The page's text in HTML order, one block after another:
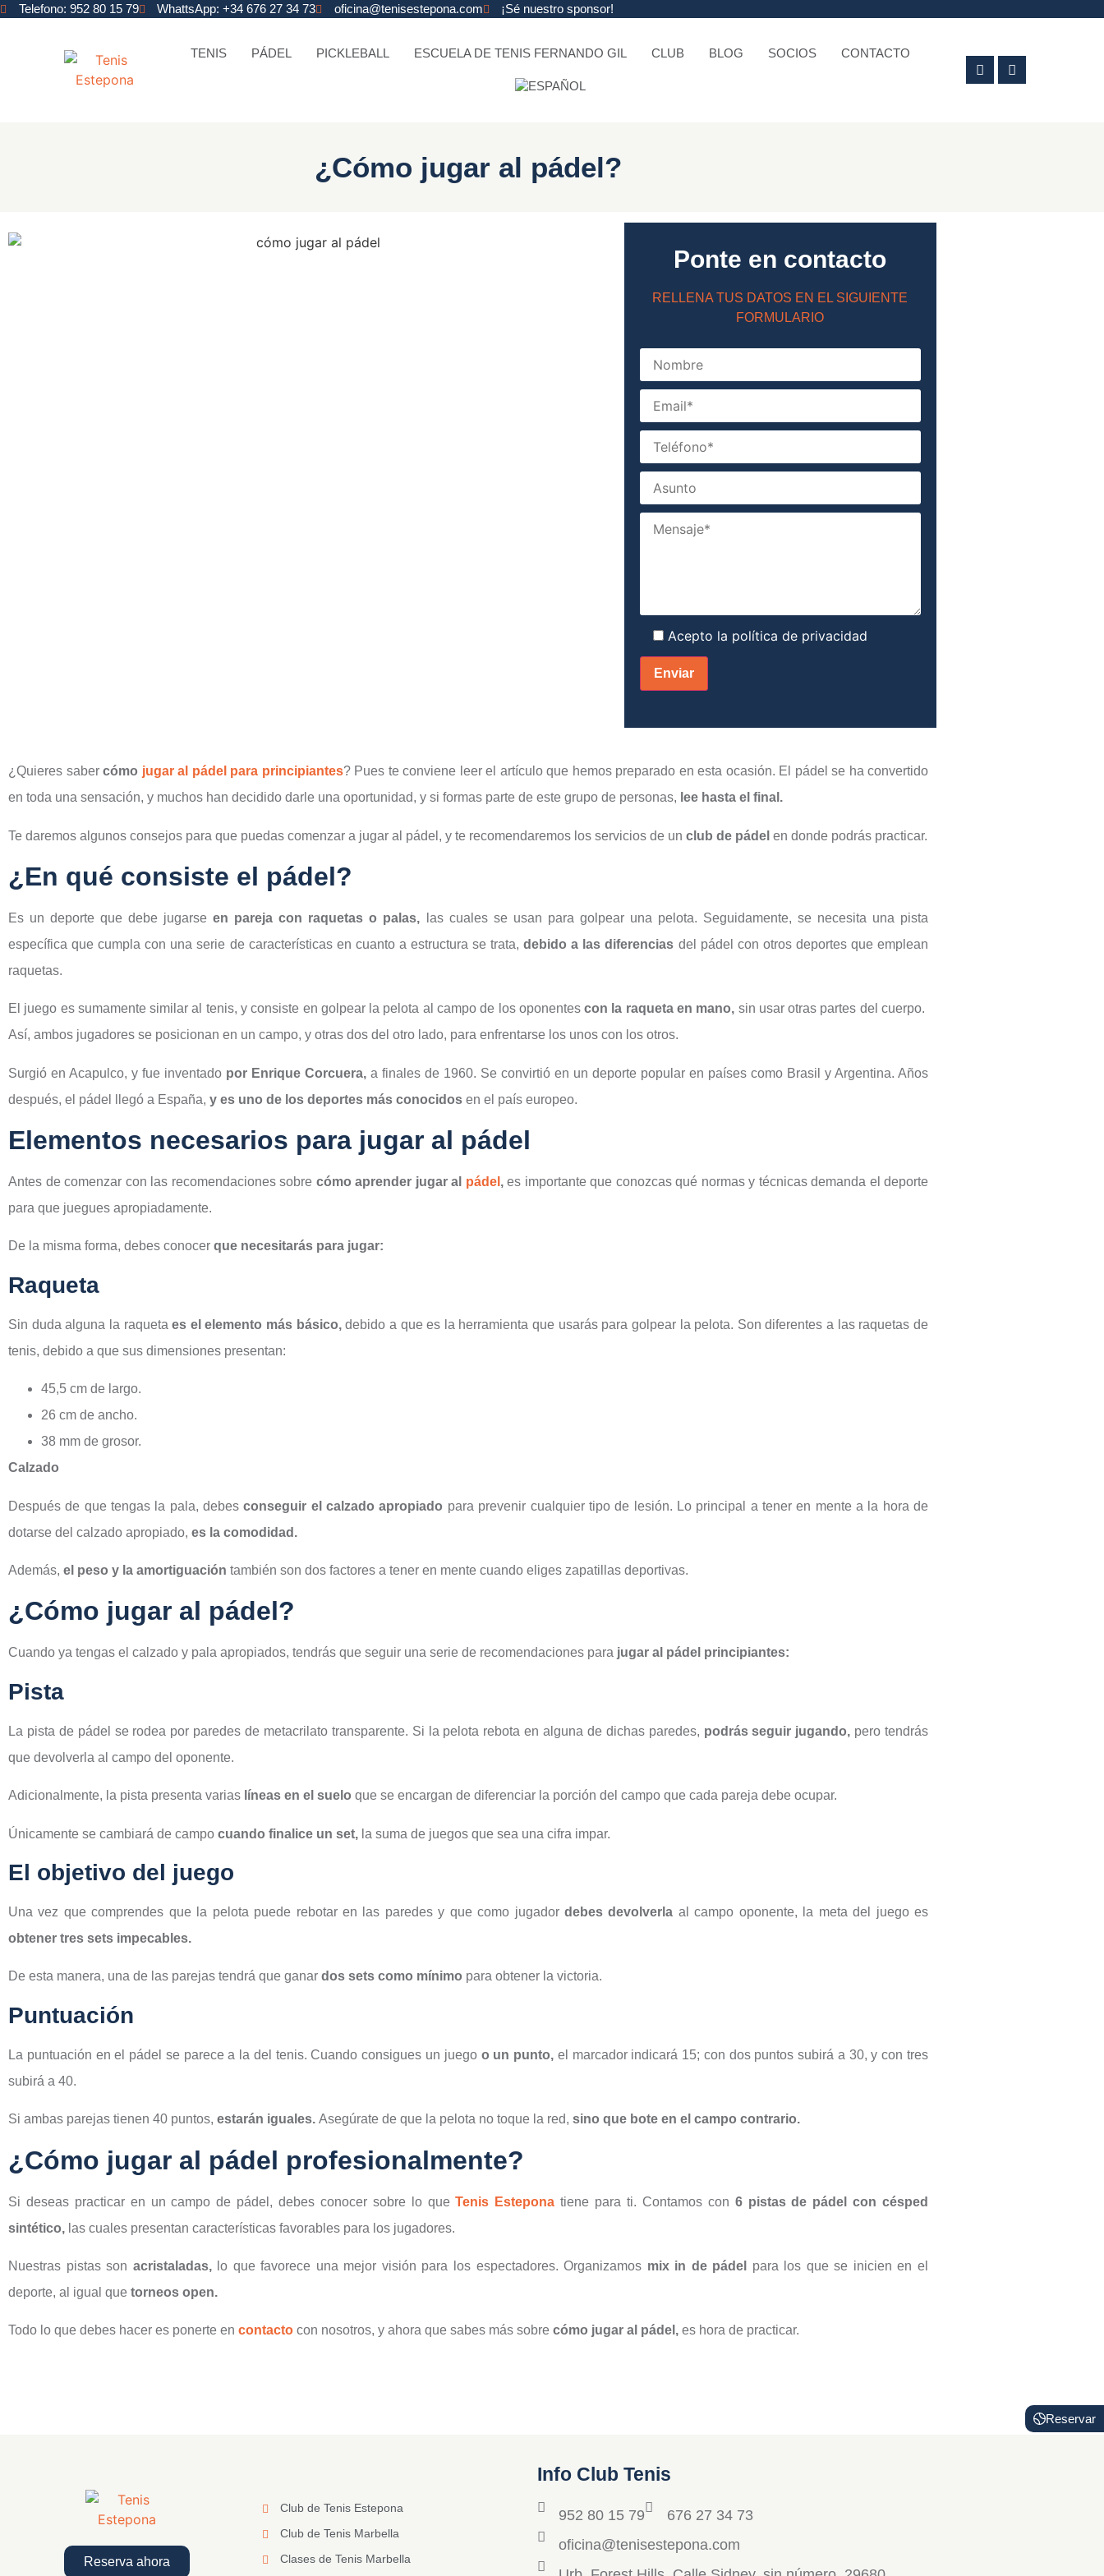
Telefono: 952 80 15 79 WhattsApp: +34 676 27 34 73 oficina@tenisestepona.com ¡Sé nuestro sponsor!
TENIS PÁDEL PICKLEBALL ESCUELA DE TENIS FERNANDO GIL CLUB BLOG SOCIOS CONTACTO
¿Cómo jugar al pádel?
Ponte en contacto
RELLENA TUS DATOS EN EL SIGUIENTE
FORMULARIO
Acepto la política de privacidad
¿Quieres saber cómo jugar al pádel para principiantes? Pues te conviene leer el artículo que hemos preparado en esta ocasión. El pádel se ha convertido
en toda una sensación, y muchos han decidido darle una oportunidad, y si formas parte de este grupo de personas, lee hasta el final.
Te daremos algunos consejos para que puedas comenzar a jugar al pádel, y te recomendaremos los servicios de un club de pádel en donde podrás practicar.
¿En qué consiste el pádel?
Es un deporte que debe jugarseen pareja con raquetas o palas,
las cuales se usan para golpear una pelota. Seguidamente, se necesita una pista
específica que cumpla con una serie de características en cuanto a estructura se trata,debido a las diferencias del pádel con otros deportes que emplean
raquetas.
El juego es sumamente similar al tenis, y consiste en golpear la pelota al campo de los oponentescon la raqueta en mano, sin usar otras partes del cuerpo.
Así, ambos jugadores se posicionan en un campo, y otras dos del otro lado, para enfrentarse los unos con los otros.
Surgió en Acapulco, y fue inventado por Enrique Corcuera, a finales de 1960. Se convirtió en un deporte popular en países como Brasil y Argentina. Años
después, el pádel llegó a España, y es uno de los deportes más conocidos en el país europeo.
Elementos necesarios para jugar al pádel
Antes de comenzar con las recomendaciones sobre cómo aprender jugar al pádel , es importante que conozcas qué normas y técnicas demanda el deporte
para que juegues apropiadamente.
De la misma forma, debes conocer que necesitarás para jugar:
Raqueta
Sin duda alguna la raquetaes el elemento más básico,debido a que es la herramienta que usarás para golpear la pelota. Son diferentes a las raquetas de
tenis, debido a que sus dimensiones presentan:
45,5 cm de largo.
26 cm de ancho.
38 mm de grosor.
Calzado
Después de que tengas la pala, debesconseguir el calzado apropiado para prevenir cualquier tipo de lesión. Lo principal a tener en mente a la hora de
dotarse del calzado apropiado, es la comodidad.
Además, el peso y la amortiguación también son dos factores a tener en mente cuando eliges zapatillas deportivas.
¿Cómo jugar al pádel?
Cuando ya tengas el calzado y pala apropiados, tendrás que seguir una serie de recomendaciones para jugar al pádel principiantes:
Pista
La pista de pádel se rodea por paredes de metacrilato transparente. Si la pelota rebota en alguna de dichas paredes, podrás seguir jugando, pero tendrás
que devolverla al campo del oponente.
Adicionalmente, la pista presenta varias líneas en el suelo que se encargan de diferenciar la porción del campo que cada pareja debe ocupar.
Únicamente se cambiará de campo cuando finalice un set, la suma de juegos que sea una cifra impar.
El objetivo del juego
Una vez que comprendes que la pelota puede rebotar en las paredes y que como jugadordebes devolverla al campo oponente, la meta del juego es
obtener tres sets impecables.
De esta manera, una de las parejas tendrá que ganar dos sets como mínimo para obtener la victoria.
Puntuación
La puntuación en el pádel se parece a la del tenis. Cuando consigues un juego o un punto, el marcador indicará 15; con dos puntos subirá a 30, y con tres
subirá a 40.
Si ambas parejas tienen 40 puntos, estarán iguales. Asegúrate de que la pelota no toque la red, sino que bote en el campo contrario.
¿Cómo jugar al pádel profesionalmente?
Si deseas practicar en un campo de pádel, debes conocer sobre lo queTenis Estepona tiene para ti. Contamos con 6 pistas de pádel con césped
sintético, las cuales presentan características favorables para los jugadores.
Nuestras pistas son acristaladas, lo que favorece una mejor visión para los espectadores. Organizamos mix in de pádel para los que se inicien en el
deporte, al igual que torneos open.
Todo lo que debes hacer es ponerte en contacto con nosotros, y ahora que sabes más sobre cómo jugar al pádel, es hora de practicar.
Reserva ahora
Reservar
Club de Tenis Estepona
Club de Tenis Marbella
Clases de Tenis Marbella
Info Club Tenis
952 80 15 79
676 27 34 73
oficina@tenisestepona.com